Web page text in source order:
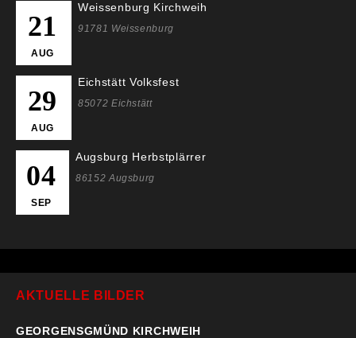
21
AUG
Weissenburg Kirchweih
91781 Weissenburg
29
AUG
Eichstätt Volksfest
85072 Eichstätt
04
SEP
Augsburg Herbstplärrer
86152 Augsburg
AKTUELLE BILDER
GEORGENSGMÜND KIRCHWEIH